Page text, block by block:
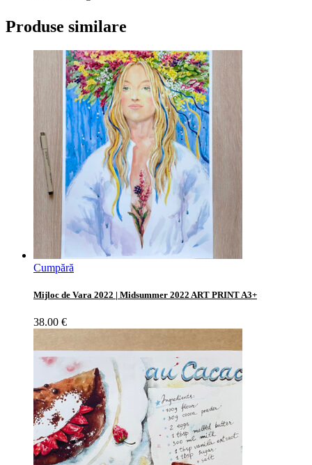
Produse similare
Cumpără
Mijloc de Vara 2022 | Midsummer 2022 ART PRINT A3+
38.00 €